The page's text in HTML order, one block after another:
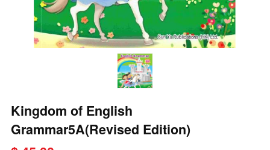
Kingdom of English
Grammar5A(Revised Edition)